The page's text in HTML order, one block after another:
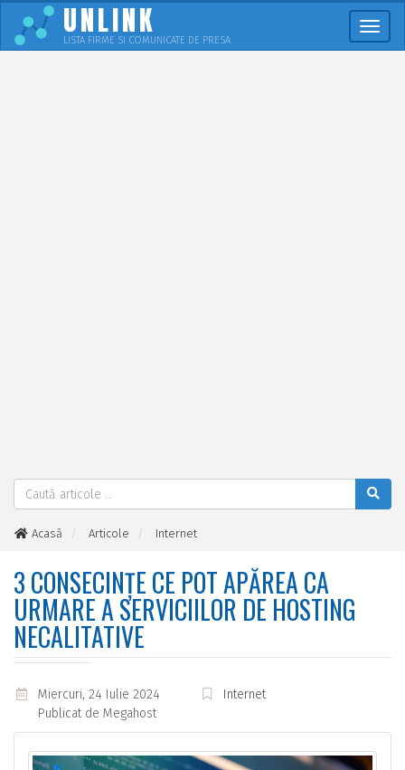
UNLINK
LISTA FIRME SI COMUNICATE DE PRESA
Acasă Articole
Internet
3 CONSECINȚE CE POT APĂREA CA
URMARE A SERVICIILOR DE HOSTING
NECALITATIVE
Miercuri, 24 Iulie 2024
Internet
Publicat de Megahost